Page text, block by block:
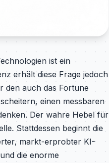
ist ein
erhält diese Frage jedoch
den auch das Fortune
einen messbaren
Der wahre Hebel für
Stattdessen beginnt die
markt-erprobter KI-
die enorme